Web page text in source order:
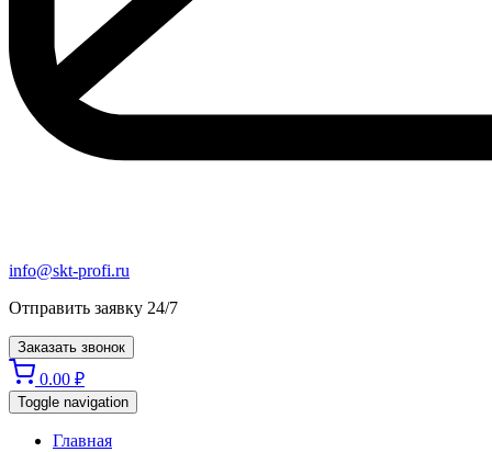
info@skt-profi.ru
Отправить заявку 24/7
Заказать звонок
0.00 ₽
Toggle navigation
Главная